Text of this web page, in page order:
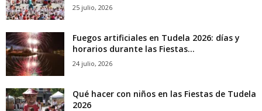
25 julio, 2026
Fuegos artificiales en Tudela 2026: días y
horarios durante las Fiestas...
24 julio, 2026
Qué hacer con niños en las Fiestas de Tudela
2026